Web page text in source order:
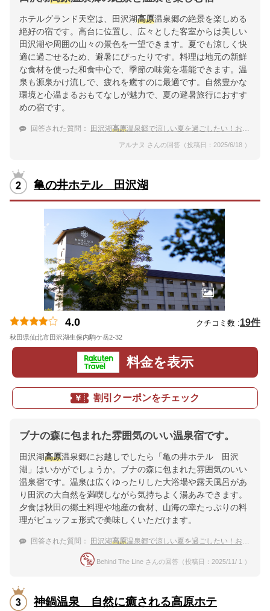
ホテルグランド天空は、田沢湖高原温泉郷の絶景を楽しめる
絶好の宿です。高台に位置し、広々とした客室からは美しい
田沢湖や周囲の山々の景色を一望できます。夏でも涼しく快
適に過ごせるため、避暑にぴったりです。料理は地元の新鮮
な食材を使った和食中心で、季節の味覚を堪能できます。温
泉も源泉かけ流しで、疲れを癒すのに最適です。自然豊かな
環境と心温まるおもてなしが魅力で、夏の避暑旅行におすす
めの宿です。
回答された質問： 田沢湖高原温泉郷で涼しい夏を過ごしたい！おすすめの宿を教えて
アルナヌ さんの回答（投稿日：2025/6/18 ）
亀の井ホテル 田沢湖
4.0 クチコミ数 :19件
秋田県仙北市田沢湖生保内駒ケ岳2-32
料金を表示
割引クーポンをチェック
ブナの森に包まれた雰囲気のいい温泉宿です。
田沢湖高原温泉郷にお越しでしたら「亀の井ホテル 田沢
湖」はいかがでしょうか。ブナの森に包まれた雰囲気のいい
温泉宿です。温泉は広くゆったりした大浴場や露天風呂があ
り田沢の大自然を満喫しながら気持ちよく湯あみできます。
夕食は秋田の郷土料理や地産の食材、山海の幸たっぷりの料
理がビュッフェ形式で美味しくいただけます。
回答された質問： 田沢湖高原温泉郷で涼しい夏を過ごしたい！おすすめの宿を教えて
Behind The Line さんの回答（投稿日：2025/11/ 1 ）
神鍋温泉 自然に癒される高原ホテ